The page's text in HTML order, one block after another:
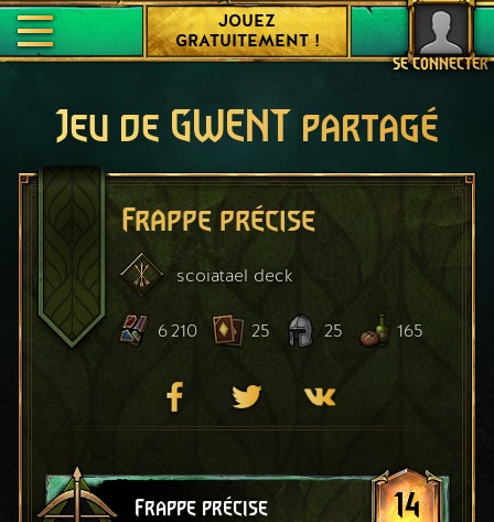
SE CONNECTER
JOUEZ
GRATUITEMENT !
Jeu de GWENT partagé
Frappe précise
scoiatael deck
6 210 25 25 165
Frappe précise 14